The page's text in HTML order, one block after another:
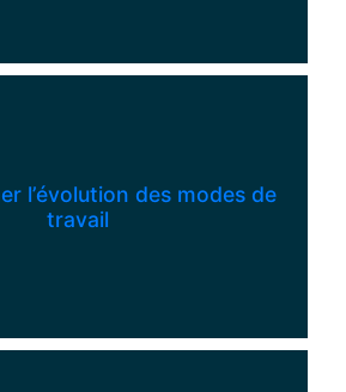
l’évolution des modes de
travail